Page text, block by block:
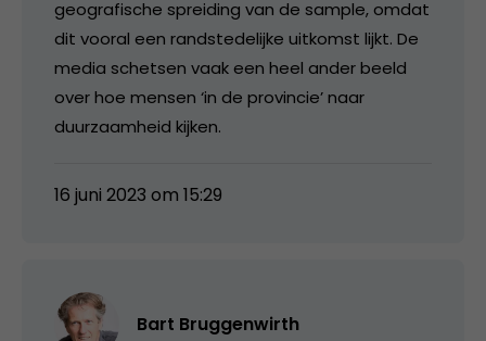
geografische spreiding van de sample, omdat
dit vooral een randstedelijke uitkomst lijkt. De
media schetsen vaak een heel ander beeld
over hoe mensen ‘in de provincie’ naar
duurzaamheid kijken.
16 juni 2023 om 15:29
Bart Bruggenwirth